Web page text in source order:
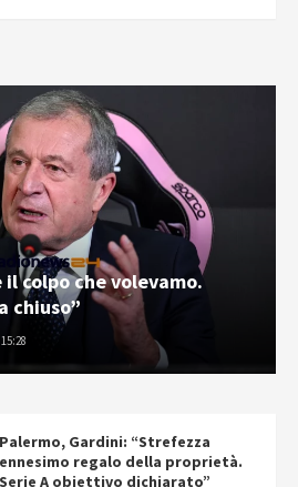
colpo che volevamo.
chiuso”
Palermo, Gardini: “Strefezza
ennesimo regalo della proprietà.
Serie A obiettivo dichiarato”